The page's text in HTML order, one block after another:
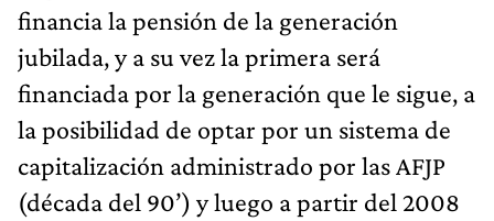
financia la pensión de la generación
jubilada, y a su vez la primera será
financiada por la generación que le sigue, a
la posibilidad de optar por un sistema de
capitalización administrado por las AFJP
(década del 90’) y luego a partir del 2008